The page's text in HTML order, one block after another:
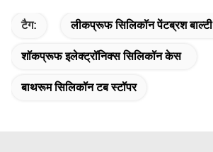
टैग: लीकप्रूफ सिलिकॉन पेंटब्रश बाल्टी
शॉकप्रूफ इलेक्ट्रॉनिक्स सिलिकॉन केस
बाथरूम सिलिकॉन टब स्टॉपर